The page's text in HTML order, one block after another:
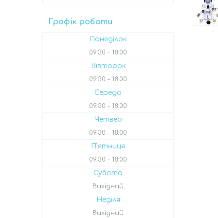
Графік роботи
Понеділок
09:30 18:00
Вівторок
09:30 18:00
Середа
09:30 18:00
Четвер
09:30 18:00
Пʼятниця
09:30 18:00
Субота
Вихідний
Неділя
Вихідний